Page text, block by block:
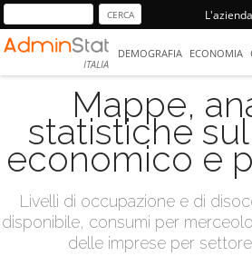
L'azienda
ITALIA
DEMOGRAFIA ECONOMIA
Mappe,
statistiche
economico e
Livelli di occupazione e di
disponibile, consumi per
delle imprese per